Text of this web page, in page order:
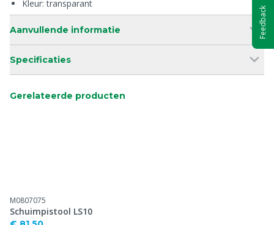
Kleur: transparant
Aanvullende informatie
Specificaties
Gerelateerde producten
M0807075
Schuimpistool LS10
Feedback